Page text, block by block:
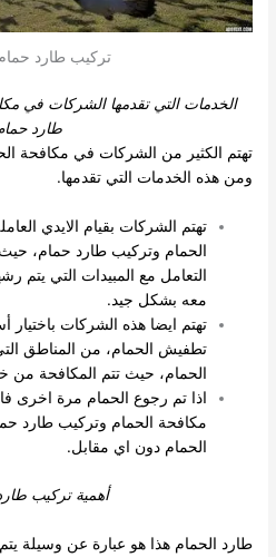
تركيب طارد
الخدمات التي تقدمها الشركات في
طارد
تهتم الكثير من الشركات في مكافحة
ومن هذه الخدمات التي تقدمها.
تهتم الشركات بقيام الايدي
الحمام وتركيب طارد حمام، حيث
التعامل مع المبيدات التي يتم
معه بشكل جيد.
تهتم ايضا هذه الشركات
تطفيش الحمام، من المناطق
الحمام، حيث تتم المكافحة من
اذا تم رجوع الحمام مرة اخرى
مكافحة الحمام وتركيب طارد
الحمام دون اي مقابل.
أهمية تركيب
طارد الحمام هذا هو عبارة عن وسيلة